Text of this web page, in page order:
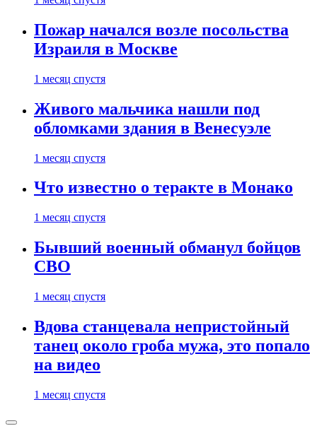
Пожар начался возле посольства
Израиля в Москве
1 месяц спустя
Живого мальчика нашли под
обломками здания в Венесуэле
1 месяц спустя
Что известно о теракте в Монако
1 месяц спустя
Бывший военный обманул бойцов
СВО
1 месяц спустя
Вдова станцевала непристойный
танец около гроба мужа, это попало
на видео
1 месяц спустя